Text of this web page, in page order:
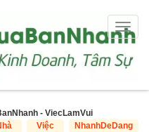
- ViecLamVui
Việc
NhanhDeDang